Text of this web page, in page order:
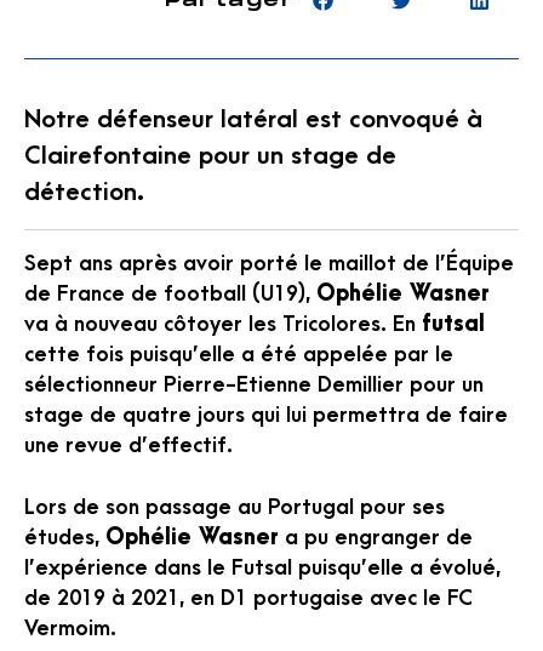
Notre défenseur latéral est convoqué à
Clairefontaine pour un stage de
détection.
Sept ans après avoir porté le maillot de l’Équipe
de France de football (U19), Ophélie Wasner
va à nouveau côtoyer les Tricolores. En futsal
cette fois puisqu’elle a été appelée par le
sélectionneur Pierre-Etienne Demillier pour un
stage de quatre jours qui lui permettra de faire
une revue d’effectif.
Lors de son passage au Portugal pour ses
études, Ophélie Wasner a pu engranger de
l’expérience dans le Futsal puisqu’elle a évolué,
de 2019 à 2021, en D1 portugaise avec le FC
Vermoim.